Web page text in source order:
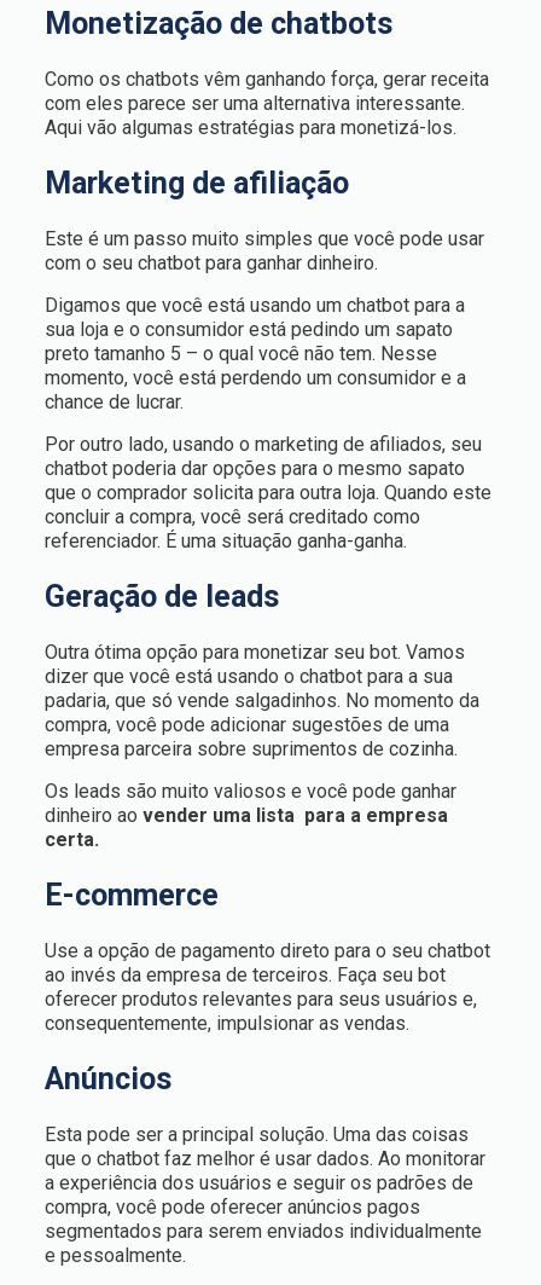
Monetização de chatbots
Como os chatbots vêm ganhando força, gerar receita
com eles parece ser uma alternativa interessante.
Aqui vão algumas estratégias para monetizá-los.
Marketing de afiliação
Este é um passo muito simples que você pode usar
com o seu chatbot para ganhar dinheiro.
Digamos que você está usando um chatbot para a
sua loja e o consumidor está pedindo um sapato
preto tamanho 5 – o qual você não tem. Nesse
momento, você está perdendo um consumidor e a
chance de lucrar.
Por outro lado, usando o marketing de afiliados, seu
chatbot poderia dar opções para o mesmo sapato
que o comprador solicita para outra loja. Quando este
concluir a compra, você será creditado como
referenciador. É uma situação ganha-ganha.
Geração de leads
Outra ótima opção para monetizar seu bot. Vamos
dizer que você está usando o chatbot para a sua
padaria, que só vende salgadinhos. No momento da
compra, você pode adicionar sugestões de uma
empresa parceira sobre suprimentos de cozinha.
Os leads são muito valiosos e você pode ganhar
dinheiro ao vender uma lista para a empresa
certa.
E-commerce
Use a opção de pagamento direto para o seu chatbot
ao invés da empresa de terceiros. Faça seu bot
oferecer produtos relevantes para seus usuários e,
consequentemente, impulsionar as vendas.
Anúncios
Esta pode ser a principal solução. Uma das coisas
que o chatbot faz melhor é usar dados. Ao monitorar
a experiência dos usuários e seguir os padrões de
compra, você pode oferecer anúncios pagos
segmentados para serem enviados individualmente
e pessoalmente.